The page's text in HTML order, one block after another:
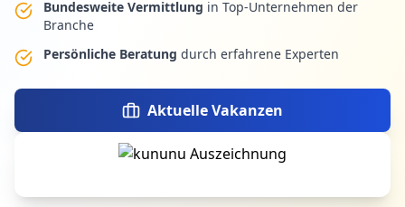
Bundesweite Vermittlung in Top-Unternehmen der
Branche
Persönliche Beratung durch erfahrene Experten
Aktuelle Vakanzen